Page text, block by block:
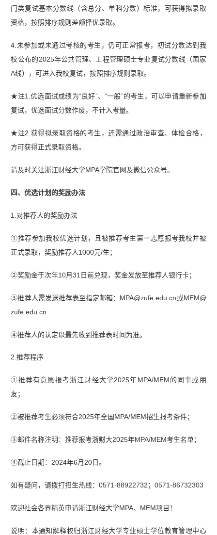
门类复试基本分数线（含总分、单科分数）标准，可获得拟录取
资格，按照排序规则差额择优录取。
4.未参加或未通过考核的考生，仍可正常报考，初试分数达到我
校公布的2025年公共管理、工程管理硕士专业复试分数线（国家
A线），可进入我校复试，按照排序规则录取。
★注1.优选面试成绩为“良好”、“一般”的考生，可以申请重新参加
复试，优选面试分数作废，不计入考量。
★注2.获得拟录取资格的考生，还需通过政治审查、体检合格，
方可获得正式录取资格。
请及时关注浙江财经大学MPA学院官网及微信公众号。
四、优选计划的奖励办法
1.对推荐人的奖励办法
①推荐参加我校优选计划，且被推荐考生第一志愿报考我校并被
正式录取，奖励推荐人1000元/生；
②奖励金于次年10月31日前兑现，奖金发放至推荐人银行卡；
③推荐人需发送推荐表至指定邮箱：MPA@zufe.edu.cn或MEM@
zufe.edu.cn
④推荐人的认定以最先收到推荐表时间为准。
2.推荐程序
①推荐有意愿报考浙江财经大学2025年MPA/MEM的同事或朋
友；
②被推荐考生必须符合2025年全国MPA/MEM招生报考条件；
③邮件名称注明：推荐报考浙财大2025年MPA/MEM考生名单；
④截止日期：2024年6月20日。
如有疑问，请拨打招生热线：0571-88922732；0571-86732303
欢迎社会各界精英申请浙江财经大学MPA、MEM项目！
说明：本通知解释权归浙江财经大学专业硕士学位教育管理中心